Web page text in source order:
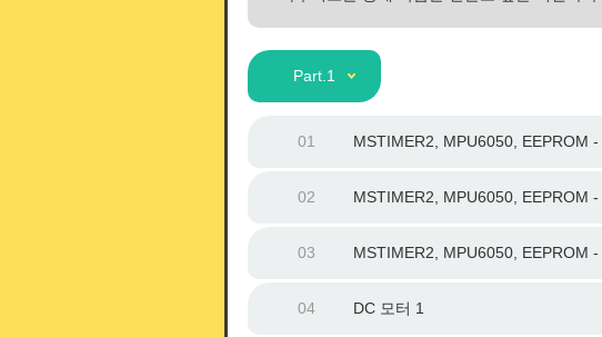
Part.1
01 MSTIMER2, MPU6050, EEPROM -
02 MSTIMER2, MPU6050, EEPROM -
03 MSTIMER2, MPU6050, EEPROM -
04 DC 모터 1